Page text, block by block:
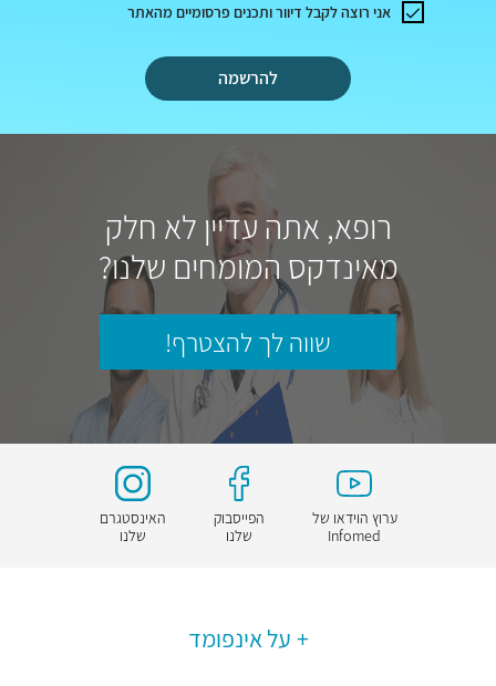
להרשמה
אני רוצה לקבל דיוור ותכנים פרסומיים מהאתר
רופא, אתה עדיין לא חלק
מאינדקס המומחים שלנו?
שווה לך להצטרף!
ערוץ הוידאו של
Infomed
הפייסבוק
שלנו
האינסטגרם
שלנו
על אינפומד